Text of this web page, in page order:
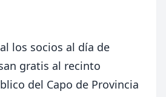
los socios al día de
gratis al recinto
del Capo de Provincia